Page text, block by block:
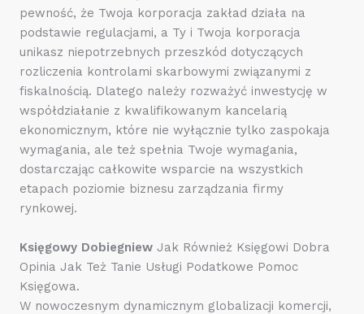
pewność, że Twoja korporacja zakład działa na
podstawie regulacjami, a Ty i Twoja korporacja
unikasz niepotrzebnych przeszkód dotyczących
rozliczenia kontrolami skarbowymi związanymi z
fiskalnością. Dlatego należy rozważyć inwestycję w
współdziałanie z kwalifikowanym kancelarią
ekonomicznym, które nie wyłącznie tylko zaspokaja
wymagania, ale też spełnia Twoje wymagania,
dostarczając całkowite wsparcie na wszystkich
etapach poziomie biznesu zarządzania firmy
rynkowej.
Księgowy Dobiegniew Jak Również Księgowi Dobra
Opinia Jak Też Tanie Usługi Podatkowe Pomoc
Księgowa.
W nowoczesnym dynamicznym globalizacji komercji,